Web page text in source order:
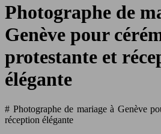
Photographe de
Genève pour
protestante et
élégante
# Photographe de mariage à Genève
réception élégante